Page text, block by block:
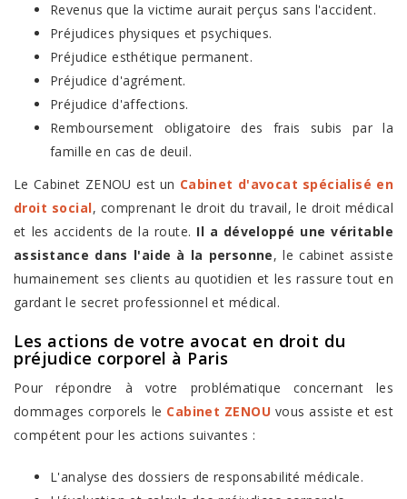
Revenus que la victime aurait perçus sans l'accident.
Préjudices physiques et psychiques.
Préjudice esthétique permanent.
Préjudice d'agrément.
Préjudice d'affections.
Remboursement obligatoire des frais subis par la
famille en cas de deuil.
Le Cabinet ZENOU est un Cabinet d'avocat spécialisé en
droit social, comprenant le droit du travail, le droit médical
et les accidents de la route. Il a développé une véritable
assistance dans l'aide à la personne, le cabinet assiste
humainement ses clients au quotidien et les rassure tout en
gardant le secret professionnel et médical.
Les actions de votre avocat en droit du
préjudice corporel à Paris
Pour répondre à votre problématique concernant les
dommages corporels le Cabinet ZENOU vous assiste et est
compétent pour les actions suivantes :
L'analyse des dossiers de responsabilité médicale.